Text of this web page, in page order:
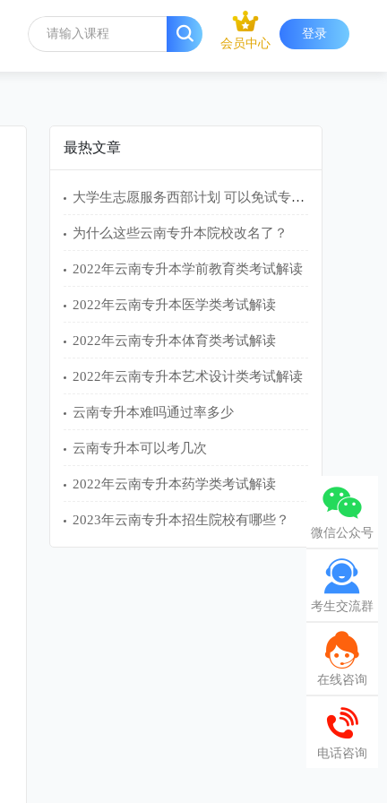
会员中心
登录
最热文章
大学生志愿服务西部计划 可以免试专升本吗？
为什么这些云南专升本院校改名了？
2022年云南专升本学前教育类考试解读
2022年云南专升本医学类考试解读
2022年云南专升本体育类考试解读
2022年云南专升本艺术设计类考试解读
云南专升本难吗通过率多少
云南专升本可以考几次
2022年云南专升本药学类考试解读
2023年云南专升本招生院校有哪些？
微信公众号
考生交流群
在线咨询
电话咨询